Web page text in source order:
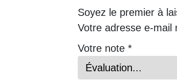
Soyez le premier à
Votre adresse e-mail
Votre note *